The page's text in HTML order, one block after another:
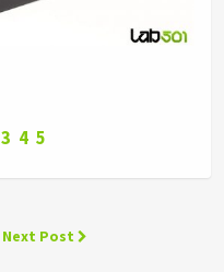
3 4 5
Next Post